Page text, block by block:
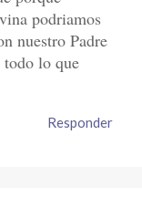
podriamos
nuestro Padre
lo que
Responder